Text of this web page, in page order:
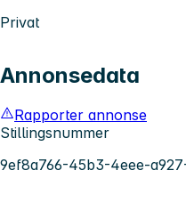
Privat
Annonsedata
Rapporter annonse
Stillingsnummer
9ef8a766-45b3-4eee-